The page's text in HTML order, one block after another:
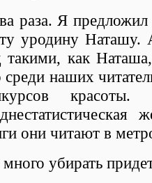
раза. Я предложил
уродину Наташу.
такими, как
среди наших
они читают в
убирать